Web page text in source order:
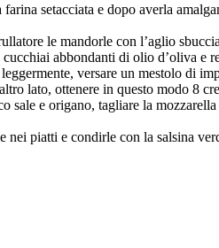
setacciata e dopo averla
le mandorle con l’aglio
abbondanti di olio d’oliva e
versare un mestolo di
lato, ottenere in questo modo 8
e origano, tagliare la
piatti e condirle con la salsina